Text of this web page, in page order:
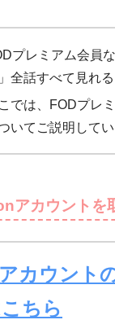
プレミアム会員
全話すべて見れ
では、FODプレ
いてご説明して
アカウント
カウント
ちら